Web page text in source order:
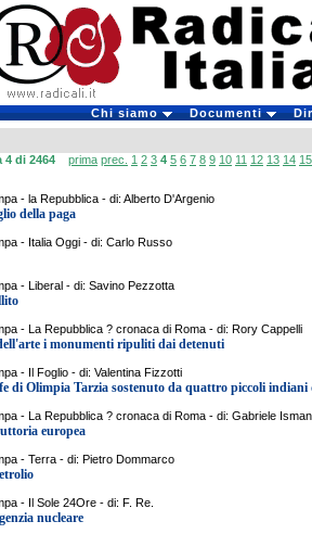
Chi siamo Documenti
4 di 2464 prima prec. 1 2 3 4 5 6 7 8 9 10 11 12 13 14 15
- la Repubblica - di: Alberto D'Argenio
della paga
- Italia Oggi - di: Carlo Russo
- Liberal - di: Savino Pezzotta
- La Repubblica ? cronaca di Roma - di: Rory Cappelli
i monumenti ripuliti dai detenuti
- Il Foglio - di: Valentina Fizzotti
di Olimpia Tarzia sostenuto da quattro piccoli indiani
- La Repubblica ? cronaca di Roma - di: Gabriele Isman
europea
- Terra - di: Pietro Dommarco
- Il Sole 24Ore - di: F. Re.
nucleare